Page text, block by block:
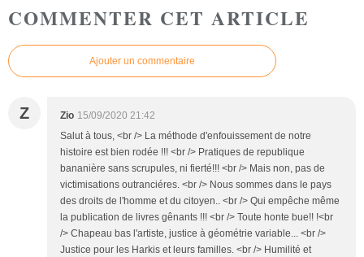
COMMENTER CET ARTICLE
Ajouter un commentaire
Z Zio 15/09/2020 21:42
Salut à tous, <br /> La méthode d'enfouissement de notre
histoire est bien rodée !!! <br /> Pratiques de republique
bananière sans scrupules, ni fierté!!! <br /> Mais non, pas de
victimisations outranciéres. <br /> Nous sommes dans le pays
des droits de l'homme et du citoyen.. <br /> Qui empêche même
la publication de livres gênants !!! <br /> Toute honte bue!! !<br
/> Chapeau bas l'artiste, justice à géométrie variable... <br />
Justice pour les Harkis et leurs familles. <br /> Humilité et